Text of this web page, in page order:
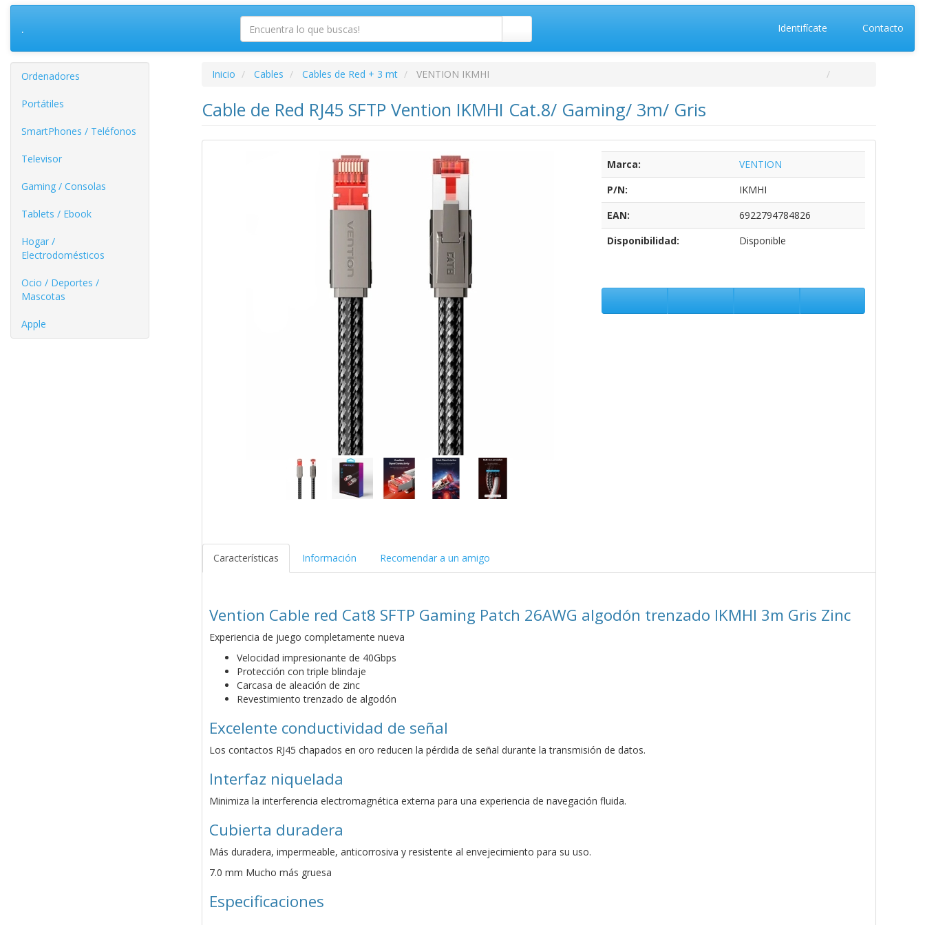
. Identifícate Contacto
Ordenadores
Portátiles
SmartPhones / Teléfonos
Televisor
Gaming / Consolas
Tablets / Ebook
Hogar /
Electrodomésticos
Ocio / Deportes /
Mascotas
Apple
Inicio Cables Cables de Red + 3 mt VENTION IKMHI
Cable de Red RJ45 SFTP Vention IKMHI Cat.8/ Gaming/ 3m/ Gris
Marca:
VENTION
P/N:
IKMHI
EAN:
6922794784826
Disponibilidad:
Disponible
Características Información Recomendar a un amigo
Vention Cable red Cat8 SFTP Gaming Patch 26AWG algodón trenzado IKMHI 3m Gris Zinc
Experiencia de juego completamente nueva
Velocidad impresionante de 40Gbps
Protección con triple blindaje
Carcasa de aleación de zinc
Revestimiento trenzado de algodón
Excelente conductividad de señal
Los contactos RJ45 chapados en oro reducen la pérdida de señal durante la transmisión de datos.
Interfaz niquelada
Minimiza la interferencia electromagnética externa para una experiencia de navegación fluida.
Cubierta duradera
Más duradera, impermeable, anticorrosiva y resistente al envejecimiento para su uso.
7.0 mm Mucho más gruesa
Especificaciones